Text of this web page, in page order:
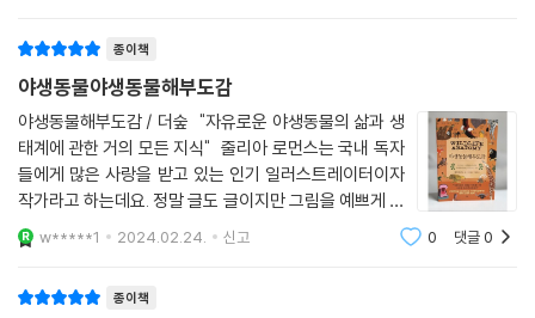
풀을 뜯는 동물들의 이야기는 그들의 생김새에 관한 흥미로운 이야기로 발
전한다. 포식자와 먹잇감은 눈의 위치로 판단할 수 있다. 포식자는 도망치
는 먹잇감에 집중할 수 있도록 두 눈이 앞쪽에 자리하고 눈 모양이 세로로
길쭉하며 양안 시력이 좋은 반면, 먹잇감은 양쪽 눈의 폭이 넓어 주변 시력
이 좋고 눈 모양이 가로로 길쭉하며 머리를 위아래로 움직일 때마다 초점
이 바뀐다. 풀을 뜯는 동물에서 큰 영역을 차지하는 것은 뿔을 가진 동물들
이다. 솟과 동물과 사슴과 동물의 수컷에게서 주로 볼 수 있는 뿔은 그 동물
을 특징짓는 동시에 매력 요소이기도 한다. 초식동물은 먹이에 따라 고개
종이책
야생동물야생동물해부도감
야생동물해부도감 / 더숲 "자유로운 야생동물의 삶과 생
태계에 관한 거의 모든 지식" 줄리아 로먼스는 국내 독자
들에게 많은 사랑을 받고 있는 인기 일러스트레이터이자
작가라고 하는데요. 정말 글도 글이지만 그림을 예쁘게 그
려놓아서 따라 그리고 싶어져요. 이 책은 다양한 주제를
다루어 아이들이 지루하지 않고 계속해서 흥미를 느낄 수
w*****1 2024.02.24. 신고 0 댓글0
종이책